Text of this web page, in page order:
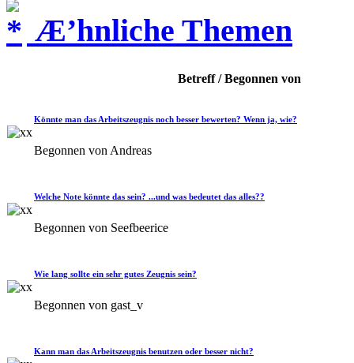
Æ’hnliche Themen
Betreff / Begonnen von
Könnte man das Arbeitszeugnis noch besser bewerten? Wenn ja, wie?
Begonnen von Andreas
Welche Note könnte das sein? ...und was bedeutet das alles??
Begonnen von Seefbeerice
Wie lang sollte ein sehr gutes Zeugnis sein?
Begonnen von gast_v
Kann man das Arbeitszeugnis benutzen oder besser nicht?